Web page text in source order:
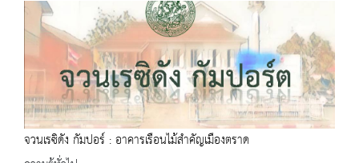
จวนเรซิดัง กัมปอร์ : อาคารเรือนไม้สำคัญเมืองตราด